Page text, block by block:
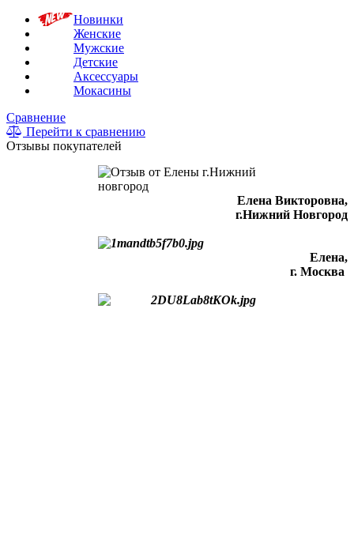
Новинки
Женские
Мужские
Детские
Аксессуары
Мокасины
Сравнение
Перейти к сравнению
Отзывы покупателей
Елена Викторовна,
г.Нижний Новгород
Елена,
г. Москва